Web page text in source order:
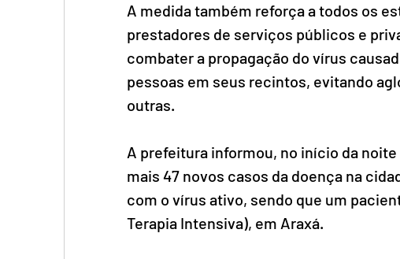
A medida também reforça a todos os
prestadores de serviços públicos e
combater a propagação do vírus
pessoas em seus recintos, evitando
outras.
A prefeitura informou, no início da
mais 47 novos casos da doença na
com o vírus ativo, sendo que um
Terapia Intensiva), em Araxá.